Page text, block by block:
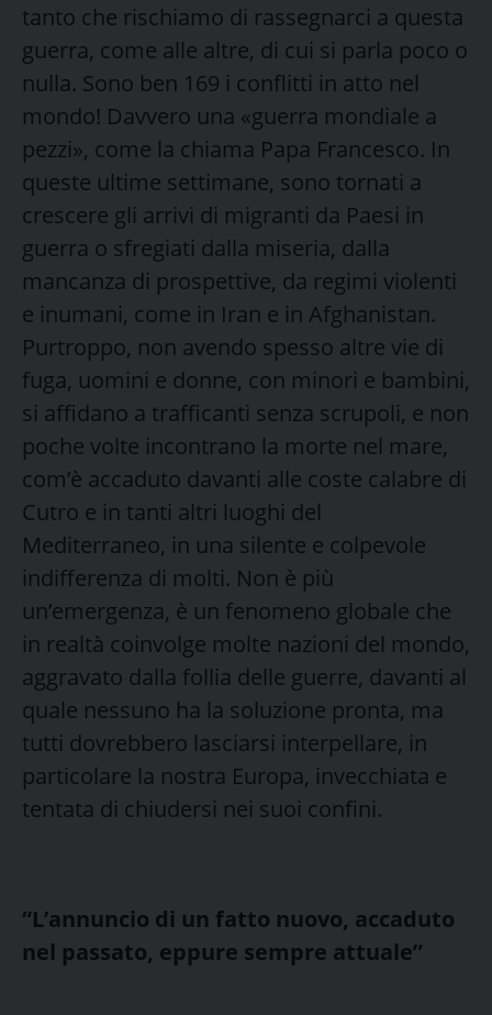
tanto che rischiamo di rassegnarci a questa
guerra, come alle altre, di cui si parla poco o
nulla. Sono ben 169 i conflitti in atto nel
mondo! Davvero una «guerra mondiale a
pezzi», come la chiama Papa Francesco. In
queste ultime settimane, sono tornati a
crescere gli arrivi di migranti da Paesi in
guerra o sfregiati dalla miseria, dalla
mancanza di prospettive, da regimi violenti
e inumani, come in Iran e in Afghanistan.
Purtroppo, non avendo spesso altre vie di
fuga, uomini e donne, con minori e bambini,
si affidano a trafficanti senza scrupoli, e non
poche volte incontrano la morte nel mare,
com’è accaduto davanti alle coste calabre di
Cutro e in tanti altri luoghi del
Mediterraneo, in una silente e colpevole
indifferenza di molti. Non è più
un’emergenza, è un fenomeno globale che
in realtà coinvolge molte nazioni del mondo,
aggravato dalla follia delle guerre, davanti al
quale nessuno ha la soluzione pronta, ma
tutti dovrebbero lasciarsi interpellare, in
particolare la nostra Europa, invecchiata e
tentata di chiudersi nei suoi confini.
“L’annuncio di un fatto nuovo, accaduto
nel passato, eppure sempre attuale”